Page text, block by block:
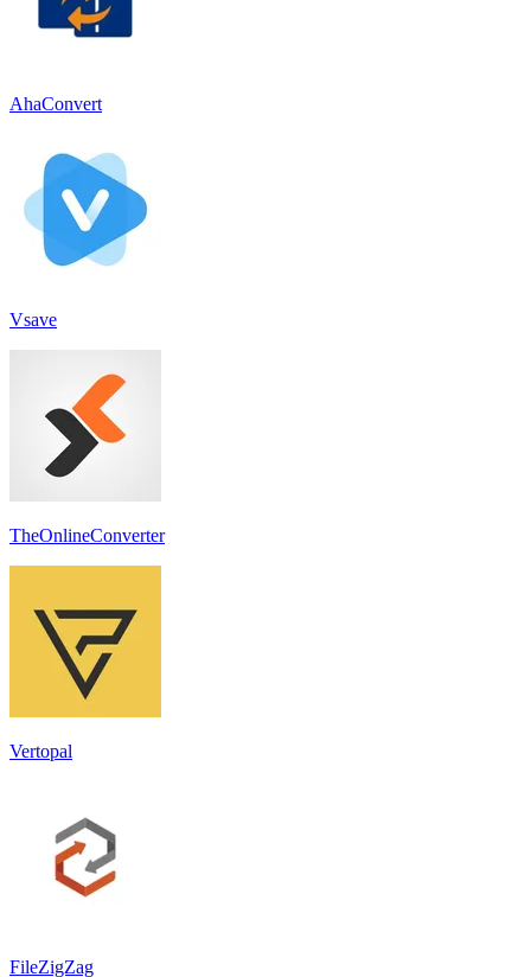
AhaConvert
Vsave
TheOnlineConverter
Vertopal
FileZigZag